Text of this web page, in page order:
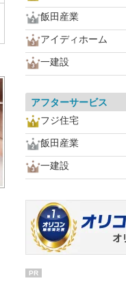
飯田産業
アイディホーム
一建設
アフターサービス
フジ住宅
飯田産業
一建設
PR